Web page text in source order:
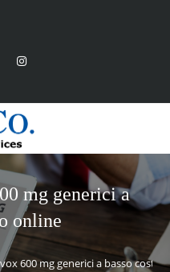
mg generici a
online
600 mg generici a basso costo